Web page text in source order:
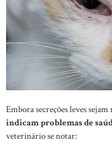
Embora secreções leves
indicam problemas de
veterinário se notar: